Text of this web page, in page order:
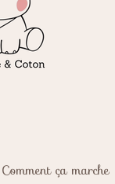
Comment ça marche